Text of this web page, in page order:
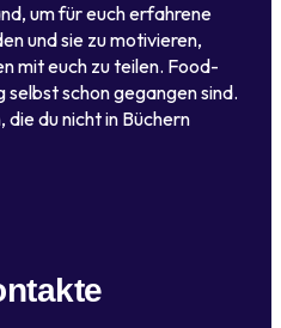
um für euch erfahrene
und sie zu motivieren,
mit euch zu teilen. Food-
schon gegangen sind.
du nicht in Büchern